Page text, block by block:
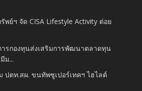
พย์ฯ จัด CISA Lifestyle Activity ต่อย
รกองทุนส่งเสริมการพัฒนาตลาดทุน
ม...
ปตท.สผ. ขนทัพซูเปอร์เทคฯ ไฮไลต์